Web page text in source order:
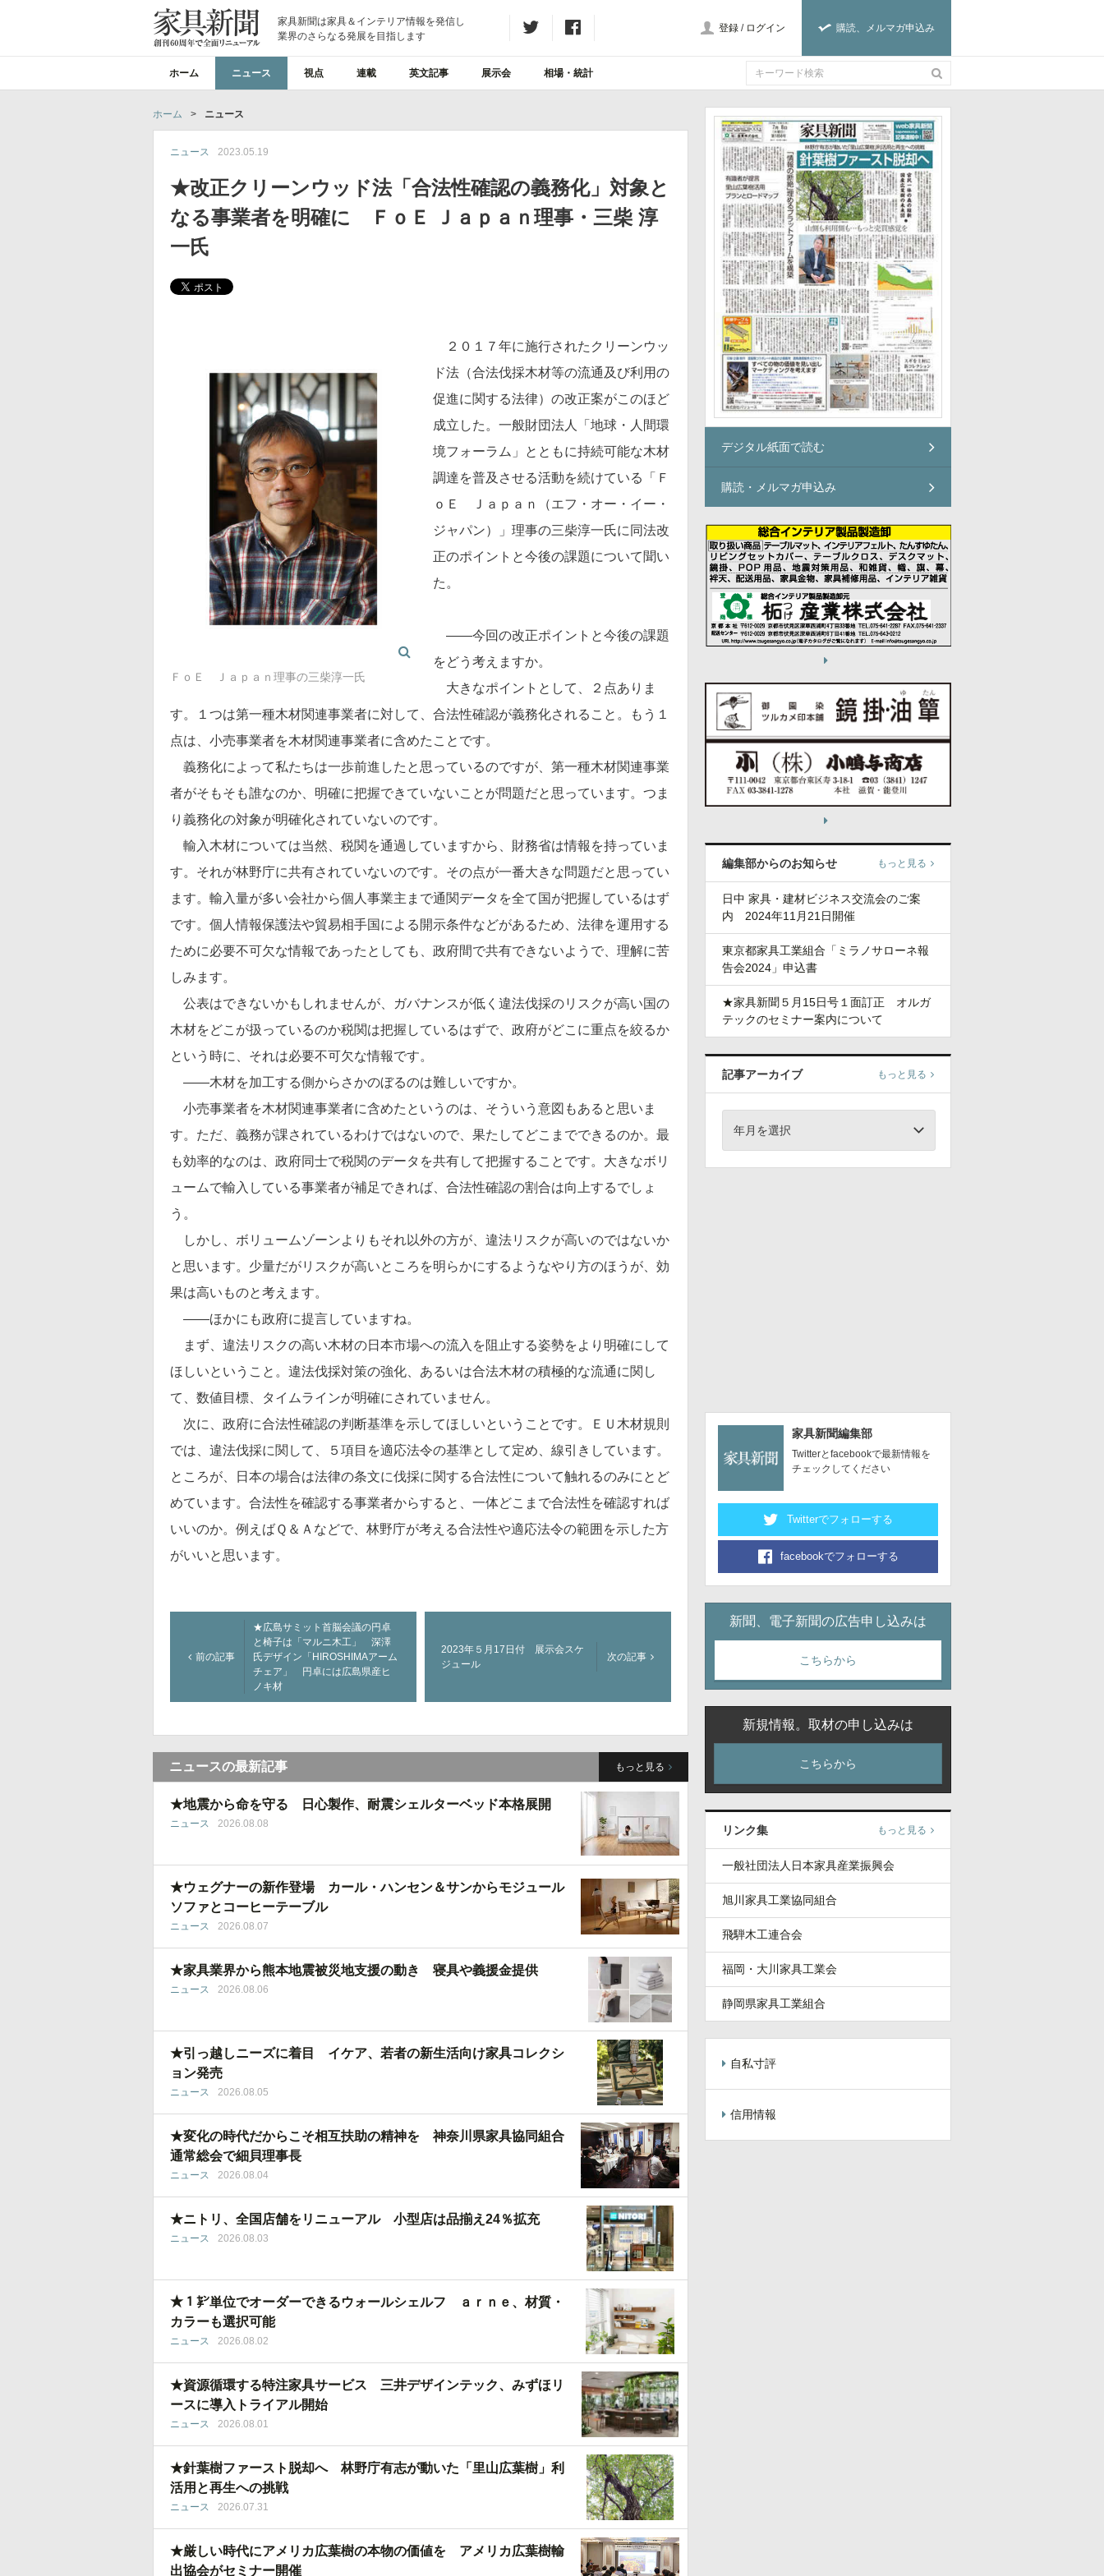
家具新聞は家具＆インテリア情報を発信し
業界のさらなる発展を目指します
購読、メルマガ申込み
登録 / ログイン
ホーム ニュース 視点 連載 英文記事 展示会 相場・統計
ホーム > ニュース
ニュース 2023.05.19
★改正クリーンウッド法「合法性確認の義務化」対象と
なる事業者を明確に ＦｏＥ Ｊａｐａｎ理事・三柴 淳
一氏
ＦｏＥ Ｊａｐａｎ理事の三柴淳一氏
２０１７年に施行されたクリーンウッ
ド法（合法伐採木材等の流通及び利用の
促進に関する法律）の改正案がこのほど
成立した。一般財団法人「地球・人間環
境フォーラム」とともに持続可能な木材
調達を普及させる活動を続けている「Ｆ
ｏＥ Ｊａｐａｎ（エフ・オー・イー・
ジャパン）」理事の三柴淳一氏に同法改
正のポイントと今後の課題について聞い
た。
――今回の改正ポイントと今後の課題
をどう考えますか。
大きなポイントとして、２点ありま
す。１つは第一種木材関連事業者に対して、合法性確認が義務化されること。もう１
点は、小売事業者を木材関連事業者に含めたことです。
義務化によって私たちは一歩前進したと思っているのですが、第一種木材関連事業
者がそもそも誰なのか、明確に把握できていないことが問題だと思っています。つま
り義務化の対象が明確化されていないのです。
輸入木材については当然、税関を通過していますから、財務省は情報を持っていま
す。それが林野庁に共有されていないのです。その点が一番大きな問題だと思ってい
ます。輸入量が多い会社から個人事業主まで通関データを全て国が把握しているはず
です。個人情報保護法や貿易相手国による開示条件などがあるため、法律を運用する
ために必要不可欠な情報であったとしても、政府間で共有できないようで、理解に苦
しみます。
公表はできないかもしれませんが、ガバナンスが低く違法伐採のリスクが高い国の
木材をどこが扱っているのか税関は把握しているはずで、政府がどこに重点を絞るか
という時に、それは必要不可欠な情報です。
――木材を加工する側からさかのぼるのは難しいですか。
小売事業者を木材関連事業者に含めたというのは、そういう意図もあると思いま
す。ただ、義務が課されているわけではないので、果たしてどこまでできるのか。最
も効率的なのは、政府同士で税関のデータを共有して把握することです。大きなボリ
ュームで輸入している事業者が補足できれば、合法性確認の割合は向上するでしょ
う。
しかし、ボリュームゾーンよりもそれ以外の方が、違法リスクが高いのではないか
と思います。少量だがリスクが高いところを明らかにするようなやり方のほうが、効
果は高いものと考えます。
――ほかにも政府に提言していますね。
まず、違法リスクの高い木材の日本市場への流入を阻止する姿勢をより明確にして
ほしいということ。違法伐採対策の強化、あるいは合法木材の積極的な流通に関し
て、数値目標、タイムラインが明確にされていません。
次に、政府に合法性確認の判断基準を示してほしいということです。ＥＵ木材規則
では、違法伐採に関して、５項目を適応法令の基準として定め、線引きしています。
ところが、日本の場合は法律の条文に伐採に関する合法性について触れるのみにとど
めています。合法性を確認する事業者からすると、一体どこまで合法性を確認すれば
いいのか。例えばＱ＆Ａなどで、林野庁が考える合法性や適応法令の範囲を示した方
がいいと思います。
前の記事
★広島サミット首脳会議の円卓
と椅子は「マルニ木工」 深澤
氏デザイン「HIROSHIMAアーム
チェア」 円卓には広島県産ヒ
ノキ材
2023年５月17日付 展示会スケ
ジュール
次の記事
ニュースの最新記事 もっと見る
★地震から命を守る 日心製作、耐震シェルターベッド本格展開
ニュース 2026.08.08
★ウェグナーの新作登場 カール・ハンセン＆サンからモジュール
ソファとコーヒーテーブル
ニュース 2026.08.07
★家具業界から熊本地震被災地支援の動き 寝具や義援金提供
ニュース 2026.08.06
★引っ越しニーズに着目 イケア、若者の新生活向け家具コレクシ
ョン発売
ニュース 2026.08.05
★変化の時代だからこそ相互扶助の精神を 神奈川県家具協同組合
通常総会で細貝理事長
ニュース 2026.08.04
★ニトリ、全国店舗をリニューアル 小型店は品揃え24％拡充
ニュース 2026.08.03
★１㌢単位でオーダーできるウォールシェルフ ａｒｎｅ、材質・
カラーも選択可能
ニュース 2026.08.02
★資源循環する特注家具サービス 三井デザインテック、みずほリ
ースに導入トライアル開始
ニュース 2026.08.01
★針葉樹ファースト脱却へ 林野庁有志が動いた「里山広葉樹」利
活用と再生への挑戦
ニュース 2026.07.31
★厳しい時代にアメリカ広葉樹の本物の価値を アメリカ広葉樹輸
出協会がセミナー開催
デジタル紙面で読む
購読・メルマガ申込み
編集部からのお知らせ もっと見る
日中 家具・建材ビジネス交流会のご案
内 2024年11月21日開催
東京都家具工業組合「ミラノサローネ報
告会2024」申込書
★家具新聞５月15日号１面訂正 オルガ
テックのセミナー案内について
記事アーカイブ もっと見る
年月を選択
家具新聞編集部
Twitterとfacebookで最新情報を
チェックしてください
Twitterでフォローする
facebookでフォローする
新聞、電子新聞の広告申し込みは
こちらから
新規情報。取材の申し込みは
こちらから
リンク集 もっと見る
一般社団法人日本家具産業振興会
旭川家具工業協同組合
飛騨木工連合会
福岡・大川家具工業会
静岡県家具工業組合
自私寸評
信用情報